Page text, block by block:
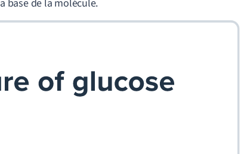
base de la molécule.